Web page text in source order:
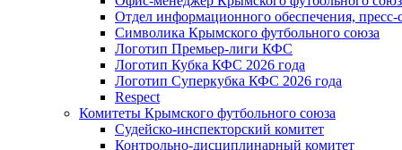
Отдел информационного обеспечения, пресс-
Символика Крымского футбольного союза
Логотип Премьер-лиги КФС
Логотип Кубка КФС 2026 года
Логотип Суперкубка КФС 2026 года
Respect
Комитеты Крымского футбольного союза
Судейско-инспекторский комитет
Контрольно-дисциплинарный комитет